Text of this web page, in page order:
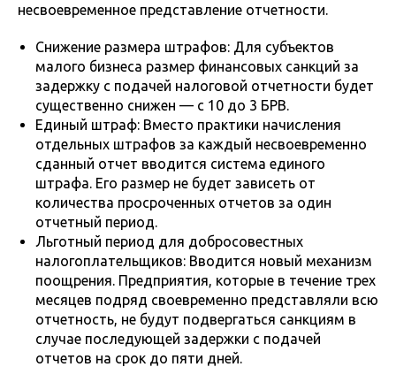
несвоевременное представление отчетности.
Снижение размера штрафов: Для субъектов
малого бизнеса размер финансовых санкций за
задержку с подачей налоговой отчетности будет
существенно снижен — с 10 до 3 БРВ.
Единый штраф: Вместо практики начисления
отдельных штрафов за каждый несвоевременно
сданный отчет вводится система единого
штрафа. Его размер не будет зависеть от
количества просроченных отчетов за один
отчетный период.
Льготный период для добросовестных
налогоплательщиков: Вводится новый механизм
поощрения. Предприятия, которые в течение трех
месяцев подряд своевременно представляли всю
отчетность, не будут подвергаться санкциям в
случае последующей задержки с подачей
отчетов на срок до пяти дней.